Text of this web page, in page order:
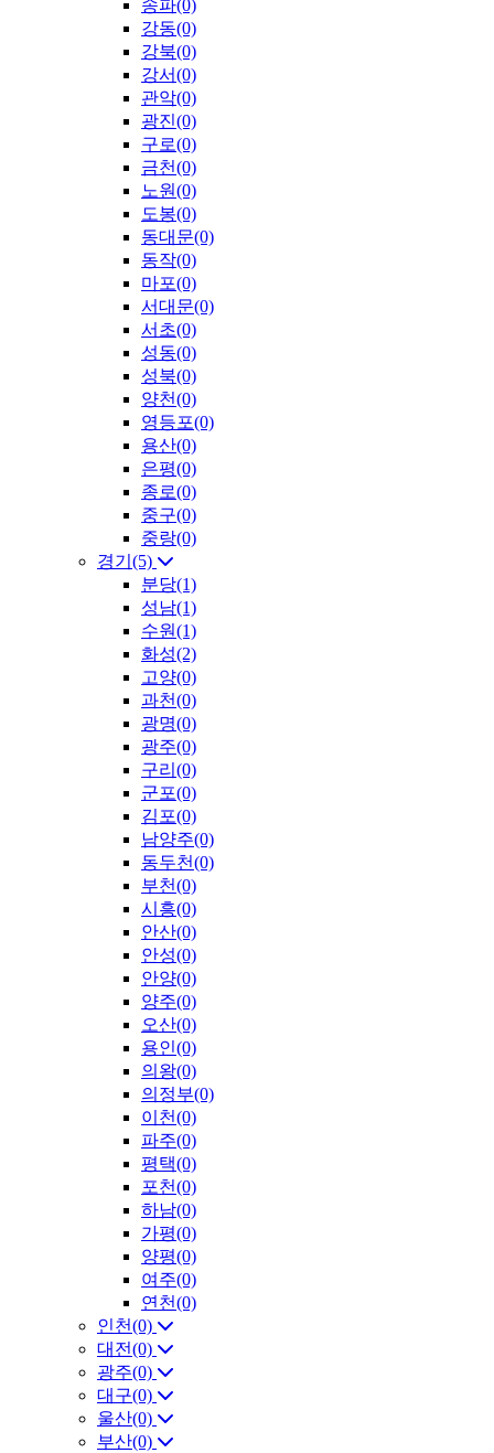
송파(0)
강동(0)
강북(0)
강서(0)
관악(0)
광진(0)
구로(0)
금천(0)
노원(0)
도봉(0)
동대문(0)
동작(0)
마포(0)
서대문(0)
서초(0)
성동(0)
성북(0)
양천(0)
영등포(0)
용산(0)
은평(0)
종로(0)
중구(0)
중랑(0)
경기(5)
분당(1)
성남(1)
수원(1)
화성(2)
고양(0)
과천(0)
광명(0)
광주(0)
구리(0)
군포(0)
김포(0)
남양주(0)
동두천(0)
부천(0)
시흥(0)
안산(0)
안성(0)
안양(0)
양주(0)
오산(0)
용인(0)
의왕(0)
의정부(0)
이천(0)
파주(0)
평택(0)
포천(0)
하남(0)
가평(0)
양평(0)
여주(0)
연천(0)
인천(0)
대전(0)
광주(0)
대구(0)
울산(0)
부산(0)